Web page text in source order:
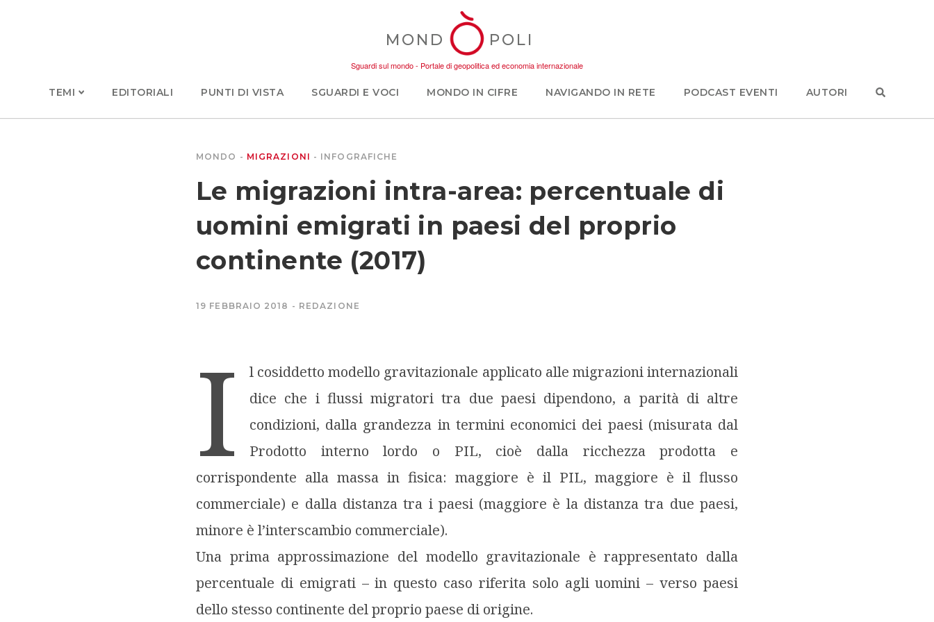
MOND POLI
Sguardi sul mondo - Portale di geopolitica ed economia internazionale
TEMI EDITORIALI PUNTI DI VISTA SGUARDI E VOCI MONDO IN CIFRE NAVIGANDO IN RETE PODCAST EVENTI AUTORI
MONDO MIGRAZIONI INFOGRAFICHE
Le migrazioni intra-area: percentuale di
uomini emigrati in paesi del proprio
continente (2017)
19 FEBBRAIO 2018 REDAZIONE
I
l cosiddetto modello gravitazionale applicato alle migrazioni internazionali
dice che i flussi migratori tra due paesi dipendono, a parità di altre
condizioni, dalla grandezza in termini economici dei paesi (misurata dal
Prodotto interno lordo o PIL, cioè dalla ricchezza prodotta e
corrispondente alla massa in fisica: maggiore è il PIL, maggiore è il flusso
commerciale) e dalla distanza tra i paesi (maggiore è la distanza tra due paesi,
minore è l’interscambio commerciale).
Una prima approssimazione del modello gravitazionale è rappresentato dalla
percentuale di emigrati – in questo caso riferita solo agli uomini – verso paesi
dello stesso continente del proprio paese di origine.